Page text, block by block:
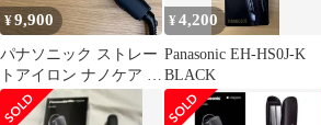
¥9,900
パナソニック ストレー
トアイロン ナノケア 黒
EH-HS0J-K Panasonic
¥4,200
Panasonic EH-HS0J-K
BLACK